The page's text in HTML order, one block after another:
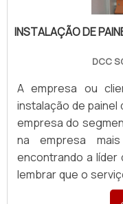
INSTALAÇÃO DE
DCC
A empresa ou
instalação de painel
empresa do
na empresa
encontrando a líder
lembrar que o
empresas